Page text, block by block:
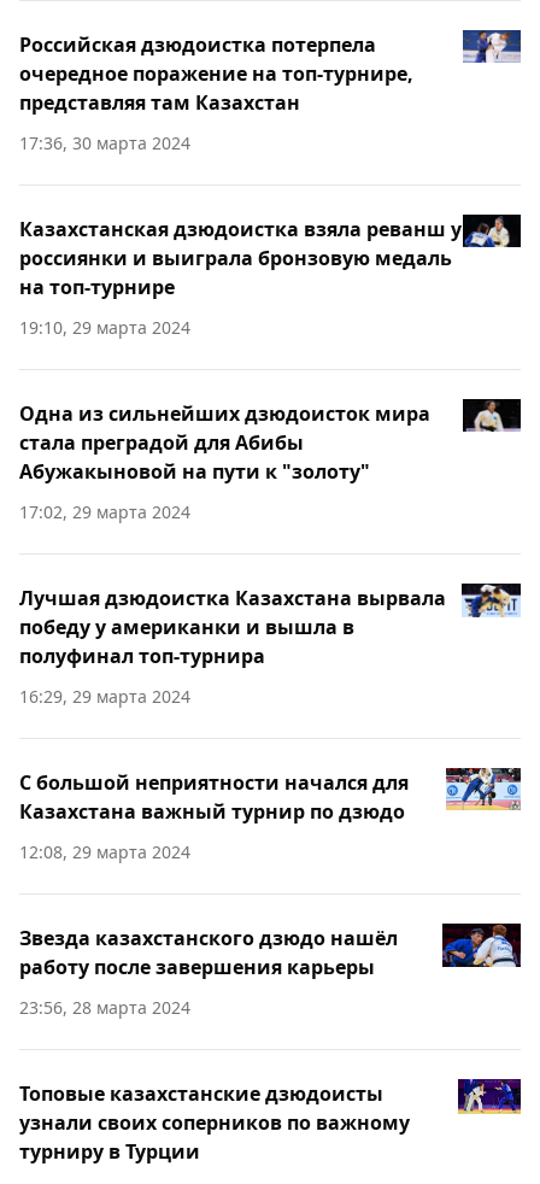
Российская дзюдоистка потерпела
очередное поражение на топ-турнире,
представляя там Казахстан
17:36, 30 марта 2024
Казахстанская дзюдоистка взяла реванш у
россиянки и выиграла бронзовую медаль
на топ-турнире
19:10, 29 марта 2024
Одна из сильнейших дзюдоисток мира
стала преградой для Абибы
Абужакыновой на пути к "золоту"
17:02, 29 марта 2024
Лучшая дзюдоистка Казахстана вырвала
победу у американки и вышла в
полуфинал топ-турнира
16:29, 29 марта 2024
С большой неприятности начался для
Казахстана важный турнир по дзюдо
12:08, 29 марта 2024
Звезда казахстанского дзюдо нашёл
работу после завершения карьеры
23:56, 28 марта 2024
Топовые казахстанские дзюдоисты
узнали своих соперников по важному
турниру в Турции